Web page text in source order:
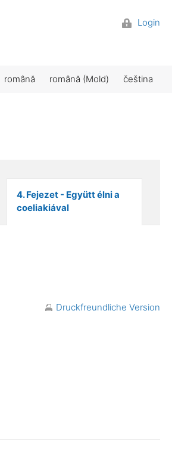
Login
română română (Mold) čeština
4. Fejezet - Együtt élni a
coeliakiával
Druckfreundliche Version